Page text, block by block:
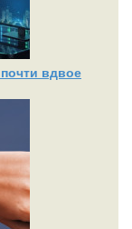
вдвое